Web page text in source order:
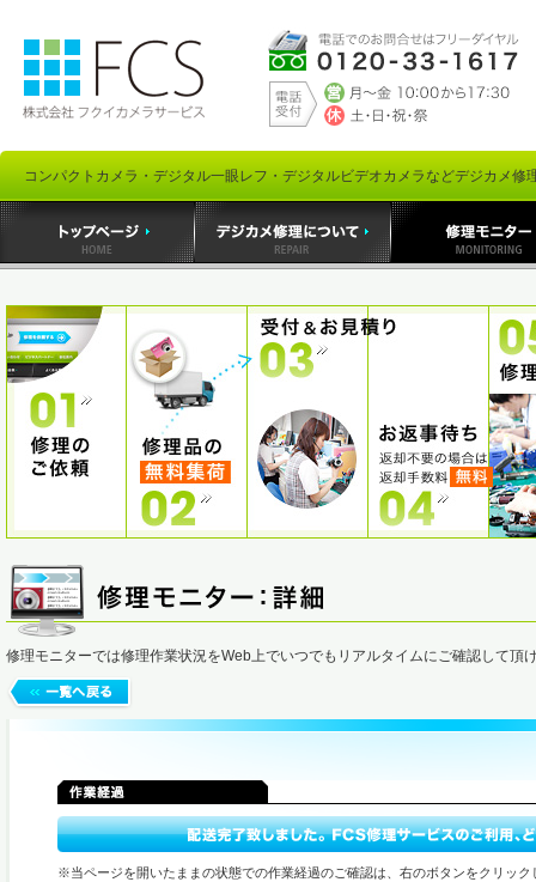
コンパクトカメラ・デジタル一眼レフ・デジタルビデオカメラなどデジカメ修
修理モニターでは修理作業状況をWeb上でいつでもリアルタイムにご確認して頂
※当ページを開いたままの状態での作業経過のご確認は、右のボタンをクリック